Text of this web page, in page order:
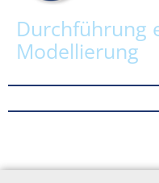
Durchführung
Modellierung